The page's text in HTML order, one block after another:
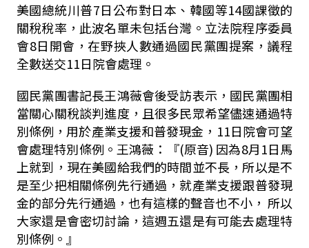
美國總統川普7日公布對日本、韓國等14國課徵的
關稅稅率，此波名單未包括台灣。立法院程序委員
會8日開會，在野挾人數通過國民黨團提案，議程
全數送交11日院會處理。
國民黨團書記長王鴻薇會後受訪表示，國民黨團相
當關心關稅談判進度，且很多民眾希望儘速通過特
別條例，用於產業支援和普發現金， 11日院會可望
會處理特別條例。王鴻薇：『(原音) 因為8月1日馬
上就到，現在美國給我們的時間並不長，所以是不
是至少把相關條例先行通過，就產業支援跟普發現
金的部分先行通過，也有這樣的聲音也不小， 所以
大家還是會密切討論，這週五還是有可能去處理特
別條例。』